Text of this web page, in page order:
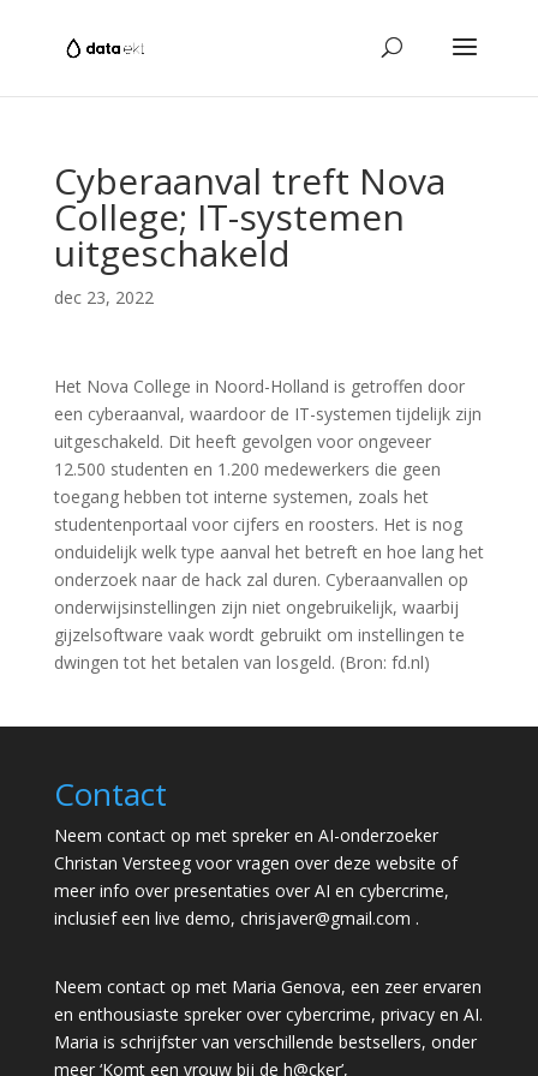
Cyberaanval treft Nova
College; IT-systemen
uitgeschakeld
dec 23, 2022
Het Nova College in Noord-Holland is getroffen door
een cyberaanval, waardoor de IT-systemen tijdelijk zijn
uitgeschakeld. Dit heeft gevolgen voor ongeveer
12.500 studenten en 1.200 medewerkers die geen
toegang hebben tot interne systemen, zoals het
studentenportaal voor cijfers en roosters. Het is nog
onduidelijk welk type aanval het betreft en hoe lang het
onderzoek naar de hack zal duren. Cyberaanvallen op
onderwijsinstellingen zijn niet ongebruikelijk, waarbij
gijzelsoftware vaak wordt gebruikt om instellingen te
dwingen tot het betalen van losgeld. (Bron: fd.nl)
Contact
Neem contact op met spreker en AI-onderzoeker
Christan Versteeg voor vragen over deze website of
meer info over presentaties over AI en cybercrime,
inclusief een live demo, chrisjaver@gmail.com .
Neem contact op met Maria Genova, een zeer ervaren
en enthousiaste spreker over cybercrime, privacy en AI.
Maria is schrijfster van verschillende bestsellers, onder
meer ‘Komt een vrouw bij de h@cker’,